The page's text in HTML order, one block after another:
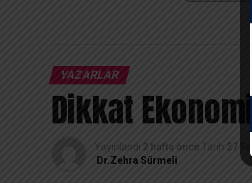
YAZARLAR
Dikkat
Yayınlandı 2 hafta önce Tarih 27
Dr.Zehra Sürmeli